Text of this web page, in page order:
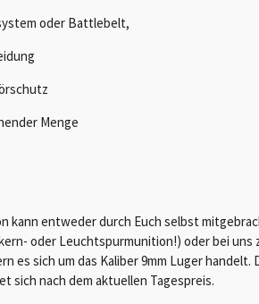
oder Battlebelt,
Menge
kann entweder durch Euch selbst
oder Leuchtspurmunition!) oder bei uns
es sich um das Kaliber 9mm Luger handelt.
sich nach dem aktuellen Tagespreis.